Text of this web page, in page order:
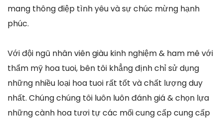
mang thông điệp tình yêu và sự chúc mừng hạnh
phúc.
Với đội ngũ nhân viên giàu kinh nghiệm & ham mê với
thẩm mỹ hoa tuoi, bên tôi khẳng định chỉ sử dụng
những nhiều loại hoa tuoi rất tốt và chất lượng duy
nhất. Chúng chúng tôi luôn luôn đánh giá & chọn lựa
những cành hoa tươi tự các mối cung cấp cung cấp